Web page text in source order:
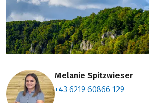
Melanie Spitzwieser
+43 6219 60866 129